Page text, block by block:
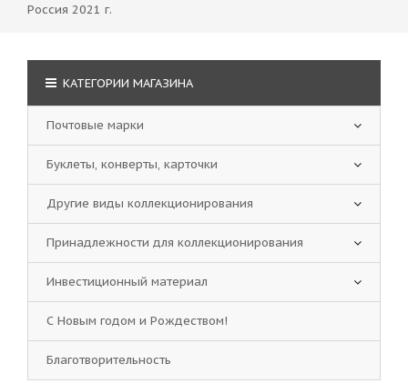
Россия 2021 г.
КАТЕГОРИИ МАГАЗИНА
Почтовые марки
Буклеты, конверты, карточки
Другие виды коллекционирования
Принадлежности для коллекционирования
Инвестиционный материал
С Новым годом и Рождеством!
Благотворительность